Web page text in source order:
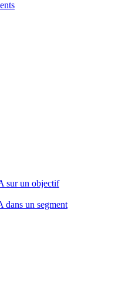
sur un objectif
un segment